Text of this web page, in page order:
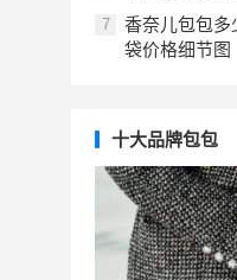
7
香奈儿包包多
袋价格细节图
十大品牌包包